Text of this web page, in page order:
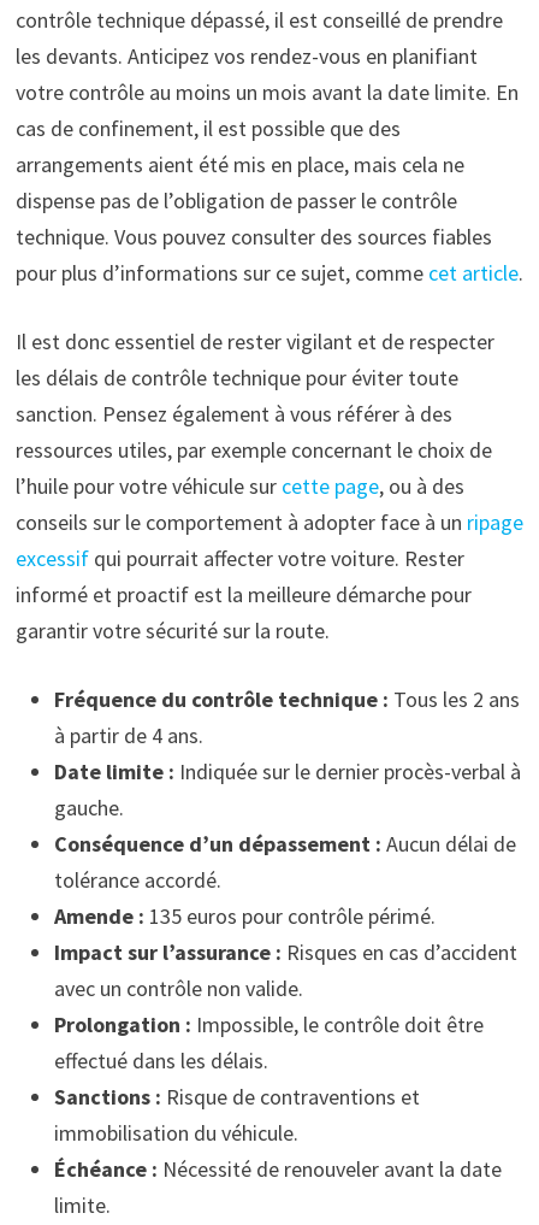
contrôle technique dépassé, il est conseillé de prendre
les devants. Anticipez vos rendez-vous en planifiant
votre contrôle au moins un mois avant la date limite. En
cas de confinement, il est possible que des
arrangements aient été mis en place, mais cela ne
dispense pas de l’obligation de passer le contrôle
technique. Vous pouvez consulter des sources fiables
pour plus d’informations sur ce sujet, comme cet article.
Il est donc essentiel de rester vigilant et de respecter
les délais de contrôle technique pour éviter toute
sanction. Pensez également à vous référer à des
ressources utiles, par exemple concernant le choix de
l’huile pour votre véhicule sur cette page, ou à des
conseils sur le comportement à adopter face à un ripage
excessifqui pourrait affecter votre voiture. Rester
informé et proactif est la meilleure démarche pour
garantir votre sécurité sur la route.
Fréquence du contrôle technique : Tous les 2 ans
à partir de 4 ans.
Date limite : Indiquée sur le dernier procès-verbal à
gauche.
Conséquence d’un dépassement : Aucun délai de
tolérance accordé.
Amende : 135 euros pour contrôle périmé.
Impact sur l’assurance : Risques en cas d’accident
avec un contrôle non valide.
Prolongation : Impossible, le contrôle doit être
effectué dans les délais.
Sanctions : Risque de contraventions et
immobilisation du véhicule.
Échéance : Nécessité de renouveler avant la date
limite.